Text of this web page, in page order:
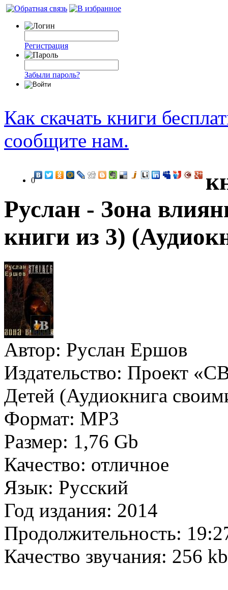
Регистрация
Забыли пароль?
Как скачать книги
сообщите нам.
0
Руслан - Зона
книги из 3)
Автор: Руслан Ершов
Издательство: Проект
Детей (Аудиокнига
Формат: MP3
Размер: 1,76 Gb
Качество: отличное
Язык: Русский
Год издания: 2014
Продолжительность:
Качество звучания: 256